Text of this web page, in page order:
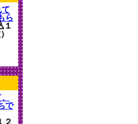
ら
１
で
２